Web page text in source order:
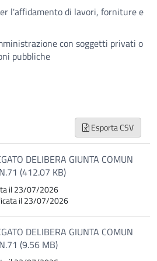
l'affidamento di lavori, forniture e
con soggetti privati o
pubbliche
Esporta CSV
DELIBERA GIUNTA COMUN
(412.07 KB)
il 23/07/2026
il 23/07/2026
DELIBERA GIUNTA COMUN
(9.56 MB)